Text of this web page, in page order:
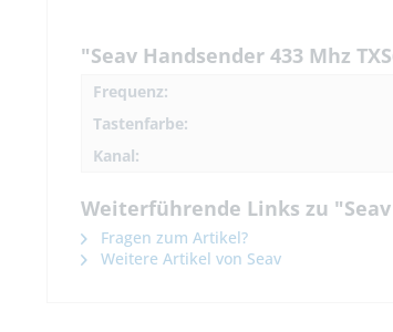
"Seav Handsender 433 Mhz
Frequenz:
Tastenfarbe:
Kanal:
Weiterführende Links zu "Seav
Fragen zum Artikel?
Weitere Artikel von Seav